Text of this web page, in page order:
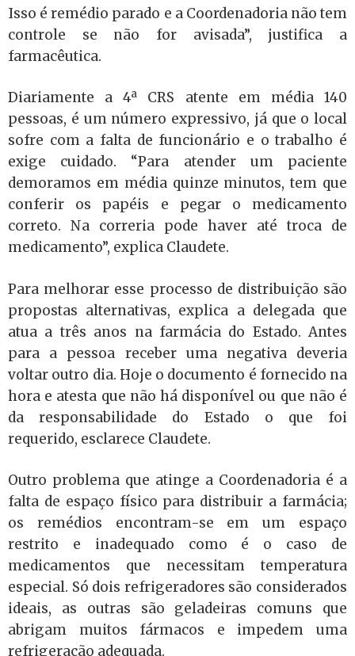
Isso é remédio parado e a Coordenadoria não tem
controle se não for avisada”, justifica a
farmacêutica.
Diariamente a 4ª CRS atente em média 140
pessoas, é um número expressivo, já que o local
sofre com a falta de funcionário e o trabalho é
exige cuidado. “Para atender um paciente
demoramos em média quinze minutos, tem que
conferir os papéis e pegar o medicamento
correto. Na correria pode haver até troca de
medicamento”, explica Claudete.
Para melhorar esse processo de distribuição são
propostas alternativas, explica a delegada que
atua a três anos na farmácia do Estado. Antes
para a pessoa receber uma negativa deveria
voltar outro dia. Hoje o documento é fornecido na
hora e atesta que não há disponível ou que não é
da responsabilidade do Estado o que foi
requerido, esclarece Claudete.
Outro problema que atinge a Coordenadoria é a
falta de espaço físico para distribuir a farmácia;
os remédios encontram-se em um espaço
restrito e inadequado como é o caso de
medicamentos que necessitam temperatura
especial. Só dois refrigeradores são considerados
ideais, as outras são geladeiras comuns que
abrigam muitos fármacos e impedem uma
refrigeração adequada.